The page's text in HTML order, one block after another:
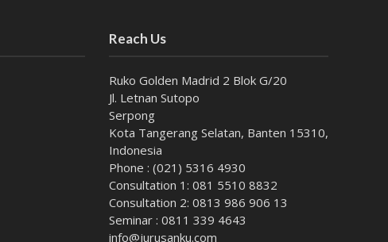
Reach Us
Ruko Golden Madrid 2 Blok G/20
Jl. Letnan Sutopo
Serpong
Kota Tangerang Selatan, Banten 15310,
Indonesia
Phone : (021) 5316 4930
Consultation 1: 081 5510 8832
Consultation 2: 0813 986 906 13
Seminar : 0811 339 4643
info@jurusanku.com